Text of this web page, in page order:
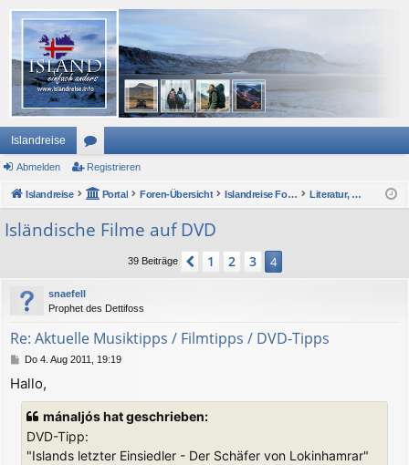
Islandreise
or
en
Abmelden Registrieren
Islandreise Portal Foren-Übersicht Islandreise Forum Literatur, Film, Musik und andere Medien
Isländische Filme auf DVD
39 Beiträge Vorherige
1 2 3 4
snaefell
Prophet des Dettifoss
Re: Aktuelle Musiktipps / Filmtipps / DVD-Tipps
B
i
t
Do 4. Aug 2011, 19:19
Hallo,
mánaljós hat geschrieben:
DVD-Tipp:
"Islands letzter Einsiedler - Der Schäfer von Lokinhamrar"